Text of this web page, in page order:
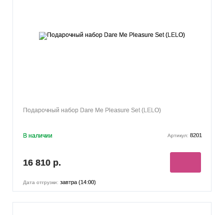
Подарочный набор Dare Me Pleasure Set (LELO)
В наличии Артикул: 8201
16 810 р.
Дата отгрузки: завтра (14:00)